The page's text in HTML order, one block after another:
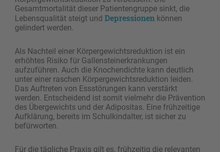
Gesamtmortalität dieser Patientengruppe sinkt, die
Lebensqualität steigt und Depressionen können
gelindert werden.
Als Nachteil einer Körpergewichtsreduktion ist ein
erhöhtes Risiko für Gallensteinerkrankungen
aufzuführen. Auch die Knochendichte kann deutlich
unter einer raschen Körpergewichtsreduktion leiden.
Das Auftreten von Essstörungen kann verstärkt
werden. Entscheidend ist somit vielmehr die Prävention
des Übergewichts und der Adipositas. Eine frühzeitige
Aufklärung, bereits im Schulkindalter, ist sicher zu
befürworten.
Für die tägliche Praxis gilt es, frühzeitig die relevanten